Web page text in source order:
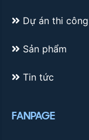
Dự án thi công
Sản phẩm
Tin tức
FANPAGE